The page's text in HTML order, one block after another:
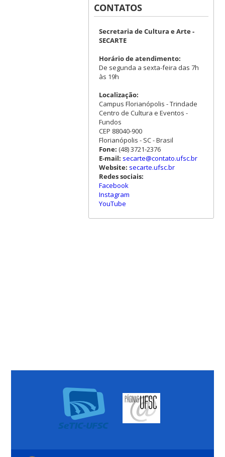
CONTATOS
Secretaria de Cultura e Arte -
SECARTE
Horário de atendimento:
De segunda a sexta-feira das 7h
às 19h
Localização:
Campus Florianópolis - Trindade
Centro de Cultura e Eventos -
Fundos
CEP 88040-900
Florianópolis - SC - Brasil
Fone: (48) 3721-2376
E-mail: secarte@contato.ufsc.br
Website: secarte.ufsc.br
Redes sociais:
Facebook
Instagram
YouTube